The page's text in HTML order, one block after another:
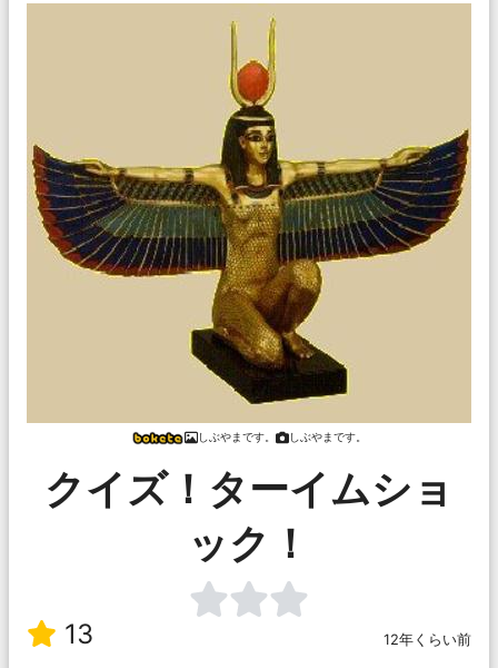
しぶやまです。 しぶやまです。
クイズ！ターイムショ
ック！
13 12年くらい前